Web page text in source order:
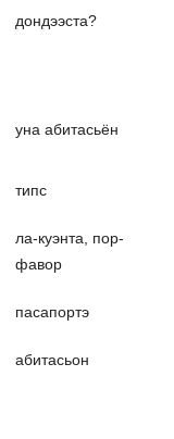
дондээста?
уна абитасьён
типс
ла-куэнта, пор-
фавор
пасапортэ
абитасьон